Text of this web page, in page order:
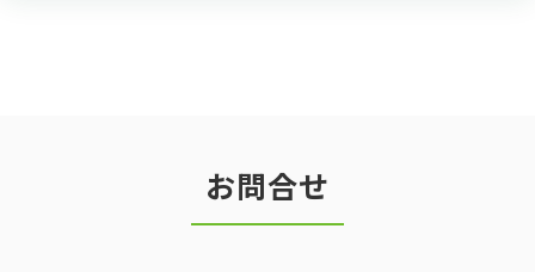
お問合せ